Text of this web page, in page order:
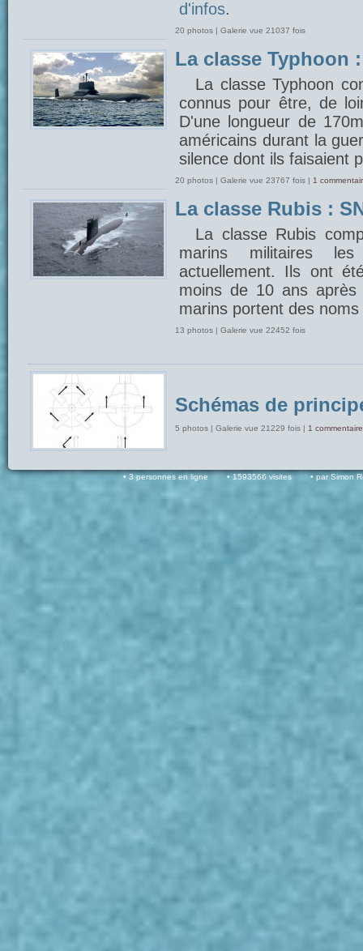
d'infos.
20 photos | Galerie vue 21037 fois
La classe Typhoon
La classe Typhoon
connus pour être, de
D'une longueur de
américains durant la
silence dont ils faisaient
20 photos | Galerie vue 23767 fois | 1
La classe Rubis :
La classe Rubis
marins militaires
actuellement. Ils ont
moins de 10 ans
marins portent des
13 photos | Galerie vue 22452 fois
Schémas de
5 photos | Galerie vue 21229 fois | 1
3 personnes en ligne 1593566 visites par Simon